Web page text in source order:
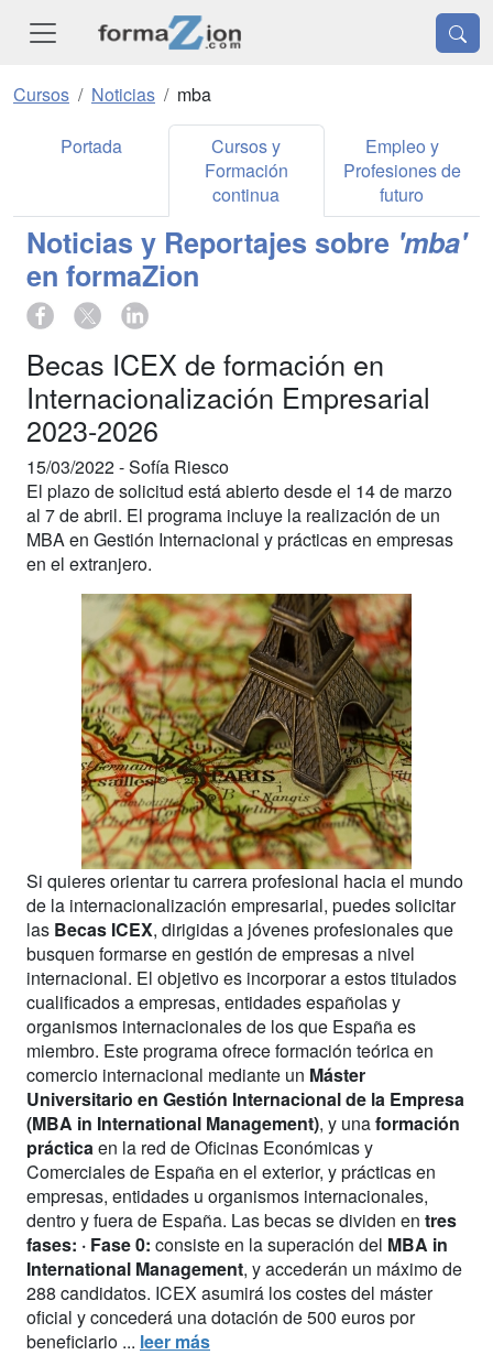
Cursos Noticias mba
Portada
Cursos y
Formación
continua
Empleo y
Profesiones de
futuro
Noticias y Reportajes sobre 'mba'
en formaZion
Becas ICEX de formación en
Internacionalización Empresarial
2023-2026
15/03/2022 -Sofía Riesco
El plazo de solicitud está abierto desde el 14 de marzo
al 7 de abril. El programa incluye la realización de un
MBA en Gestión Internacional y prácticas en empresas
en el extranjero.
Si quieres orientar tu carrera profesional hacia el mundo
de la internacionalización empresarial, puedes solicitar
las Becas ICEX, dirigidas a jóvenes profesionales que
busquen formarse en gestión de empresas a nivel
internacional. El objetivo es incorporar a estos titulados
cualificados a empresas, entidades españolas y
organismos internacionales de los que España es
miembro. Este programa ofrece formación teórica en
comercio internacional mediante un Máster
Universitario en Gestión Internacional de la Empresa
(MBA in International Management), y unaformación
práctica en la red de Oficinas Económicas y
Comerciales de España en el exterior, y prácticas en
empresas, entidades u organismos internacionales,
dentro y fuera de España. Las becas se dividen en tres
fases: · Fase 0: consiste en la superación del MBA in
International Management, y accederán un máximo de
288 candidatos. ICEX asumirá los costes del máster
oficial y concederá una dotación de 500 euros por
beneficiario ... leer más